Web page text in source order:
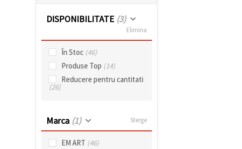
DISPONIBILITATE (3)
Elimina
În Stoc (46)
Produse Top (14)
Reducere pentru cantitati
(26)
Marca (1) Sterge
EM ART (46)